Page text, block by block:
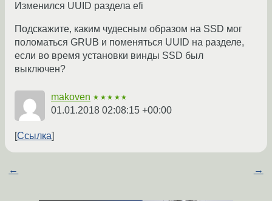
Изменился UUID раздела efi
Подскажите, каким чудесным образом на SSD мог
поломаться GRUB и поменяться UUID на разделе,
если во время установки винды SSD был
выключен?
makoven ★★★★★
01.01.2018 02:08:15 +00:00
Ссылка
← →